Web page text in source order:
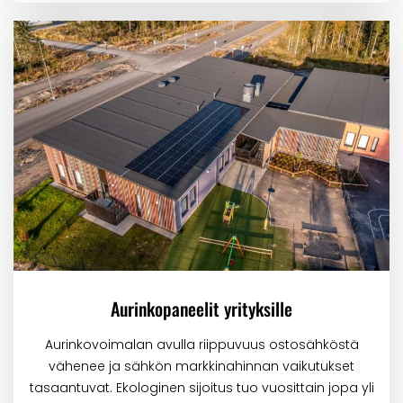
Aurinkopaneelit yrityksille
Aurinkovoimalan avulla riippuvuus ostosähköstä
vähenee ja sähkön markkinahinnan vaikutukset
tasaantuvat. Ekologinen sijoitus tuo vuosittain jopa yli